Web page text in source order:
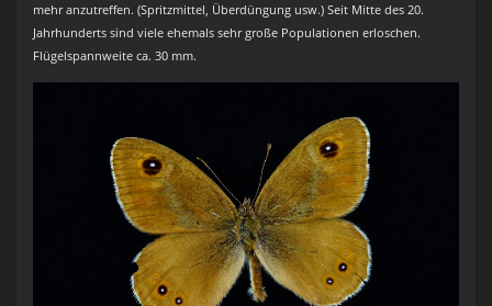
mehr anzutreffen. (Spritzmittel, Überdüngung usw.) Seit Mitte des 20.
Jahrhunderts sind viele ehemals sehr große Populationen erloschen.
Flügelspannweite ca. 30 mm.